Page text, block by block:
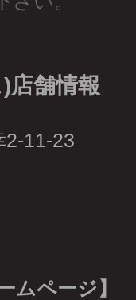
店舗情報
2-11-23
ムページ】